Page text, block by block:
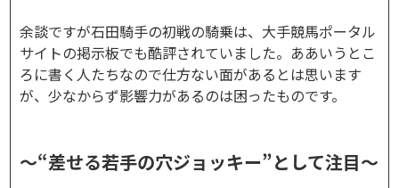
余談ですが石田騎手の初戦の騎乗は、大手競馬ポータル
サイトの掲示板でも酷評されていました。ああいうとこ
ろに書く人たちなので仕方ない面があるとは思います
が、少なからず影響力があるのは困ったものです。
～“差せる若手の穴ジョッキー”として注目～